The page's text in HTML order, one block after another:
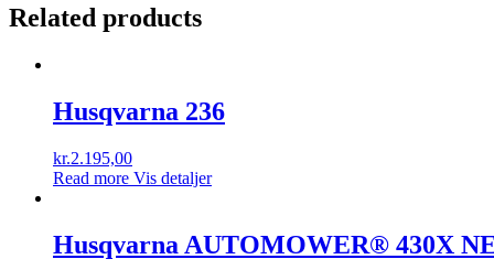
Related products
Husqvarna 236
kr.2.195,00
Read more Vis detaljer
Husqvarna AUTOMOWER® 430X